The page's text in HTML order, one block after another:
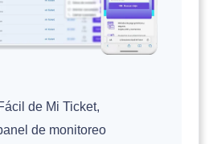
de Mi Ticket,
de monitoreo